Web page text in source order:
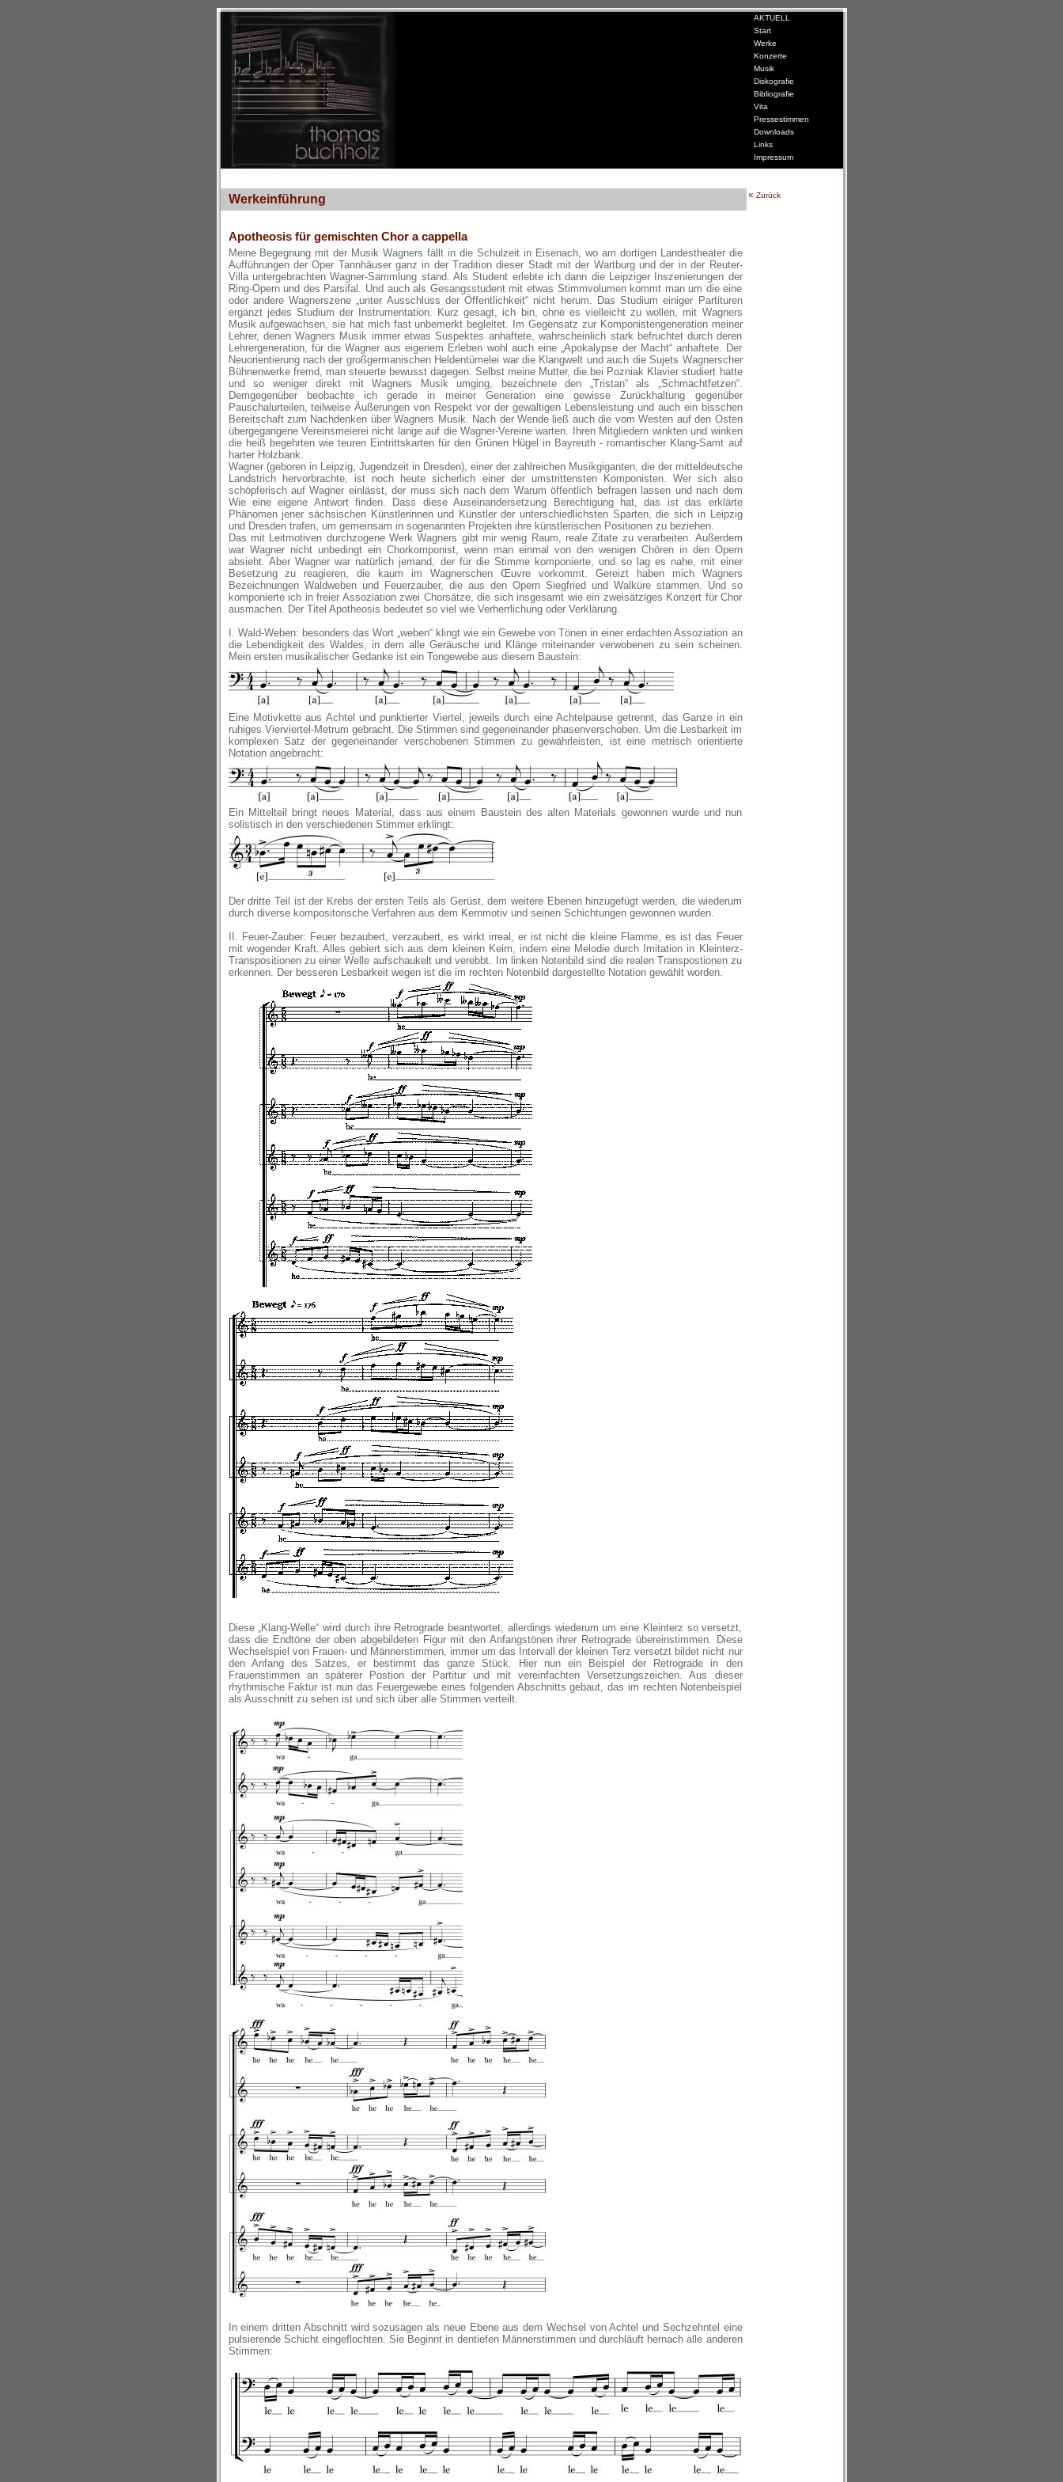
AKTUELL
Start
Werke
Konzerte
Musik
Diskografie
Bibliografie
Vita
Pressestimmen
Downloads
Links
Impressum
Werkeinführung
Apotheosis für gemischten Chor a cappella
Meine Begegnung mit der Musik Wagners fällt in die Schulzeit in Eisenach, wo am dortigen Landestheater die
Aufführungen der Oper Tannhäuser ganz in der Tradition dieser Stadt mit der Wartburg und der in der Reuter-
Villa untergebrachten Wagner-Sammlung stand. Als Student erlebte ich dann die Leipziger Inszenierungen der
Ring-Opern und des Parsifal. Und auch als Gesangsstudent mit etwas Stimmvolumen kommt man um die eine
oder andere Wagnerszene „unter Ausschluss der Öffentlichkeit“ nicht herum. Das Studium einiger Partituren
ergänzt jedes Studium der Instrumentation. Kurz gesagt, ich bin, ohne es vielleicht zu wollen, mit Wagners
Musik aufgewachsen, sie hat mich fast unbemerkt begleitet. Im Gegensatz zur Komponistengeneration meiner
Lehrer, denen Wagners Musik immer etwas Suspektes anhaftete, wahrscheinlich stark befruchtet durch deren
Lehrergeneration, für die Wagner aus eigenem Erleben wohl auch eine „Apokalypse der Macht“ anhaftete. Der
Neuorientierung nach der großgermanischen Heldentümelei war die Klangwelt und auch die Sujets Wagnerscher
Bühnenwerke fremd, man steuerte bewusst dagegen. Selbst meine Mutter, die bei Pozniak Klavier studiert hatte
und so weniger direkt mit Wagners Musik umging, bezeichnete den „Tristan“ als „Schmachtfetzen“.
Demgegenüber beobachte ich gerade in meiner Generation eine gewisse Zurückhaltung gegenüber
Pauschalurteilen, teilweise Äußerungen von Respekt vor der gewaltigen Lebensleistung und auch ein bisschen
Bereitschaft zum Nachdenken über Wagners Musik. Nach der Wende ließ auch die vom Westen auf den Osten
übergegangene Vereinsmeierei nicht lange auf die Wagner-Vereine warten. Ihren Mitgliedern winkten und winken
die heiß begehrten wie teuren Eintrittskarten für den Grünen Hügel in Bayreuth - romantischer Klang-Samt auf
harter Holzbank.
Wagner (geboren in Leipzig, Jugendzeit in Dresden), einer der zahlreichen Musikgiganten, die der mitteldeutsche
Landstrich hervorbrachte, ist noch heute sicherlich einer der umstrittensten Komponisten. Wer sich also
schöpferisch auf Wagner einlässt, der muss sich nach dem Warum öffentlich befragen lassen und nach dem
Wie eine eigene Antwort finden. Dass diese Auseinandersetzung Berechtigung hat, das ist das erklärte
Phänomen jener sächsischen Künstlerinnen und Künstler der unterschiedlichsten Sparten, die sich in Leipzig
und Dresden trafen, um gemeinsam in sogenannten Projekten ihre künstlerischen Positionen zu beziehen.
Das mit Leitmotiven durchzogene Werk Wagners gibt mir wenig Raum, reale Zitate zu verarbeiten. Außerdem
war Wagner nicht unbedingt ein Chorkomponist, wenn man einmal von den wenigen Chören in den Opern
absieht. Aber Wagner war natürlich jemand, der für die Stimme komponierte, und so lag es nahe, mit einer
Besetzung zu reagieren, die kaum im Wagnerschen Œuvre vorkommt. Gereizt haben mich Wagners
Bezeichnungen Waldweben und Feuerzauber, die aus den Opern Siegfried und Walküre stammen. Und so
komponierte ich in freier Assoziation zwei Chorsätze, die sich insgesamt wie ein zweisätziges Konzert für Chor
ausmachen. Der Titel Apotheosis bedeutet so viel wie Verherrlichung oder Verklärung.
I. Wald-Weben: besonders das Wort „weben“ klingt wie ein Gewebe von Tönen in einer erdachten Assoziation an
die Lebendigkeit des Waldes, in dem alle Geräusche und Klänge miteinander verwobenen zu sein scheinen.
Mein ersten musikalischer Gedanke ist ein Tongewebe aus diesem Baustein:
Eine Motivkette aus Achtel und punktierter Viertel, jeweils durch eine Achtelpause getrennt, das Ganze in ein
ruhiges Vierviertel-Metrum gebracht. Die Stimmen sind gegeneinander phasenverschoben. Um die Lesbarkeit im
komplexen Satz der gegeneinander verschobenen Stimmen zu gewährleisten, ist eine metrisch orientierte
Notation angebracht:
Ein Mittelteil bringt neues Material, dass aus einem Baustein des alten Materials gewonnen wurde und nun
solistisch in den verschiedenen Stimmer erklingt:
Der dritte Teil ist der Krebs der ersten Teils als Gerüst, dem weitere Ebenen hinzugefügt werden, die wiederum
durch diverse kompositorische Verfahren aus dem Kernmotiv und seinen Schichtungen gewonnen wurden.
II. Feuer-Zauber: Feuer bezaubert, verzaubert, es wirkt irreal, er ist nicht die kleine Flamme, es ist das Feuer
mit wogender Kraft. Alles gebiert sich aus dem kleinen Keim, indem eine Melodie durch Imitation in Kleinterz-
Transpositionen zu einer Welle aufschaukelt und verebbt. Im linken Notenbild sind die realen Transpostionen zu
erkennen. Der besseren Lesbarkeit wegen ist die im rechten Notenbild dargestellte Notation gewählt worden.
Diese „Klang-Welle“ wird durch ihre Retrograde beantwortet, allerdings wiederum um eine Kleinterz so versetzt,
dass die Endtöne der oben abgebildeten Figur mit den Anfangstönen ihrer Retrograde übereinstimmen. Diese
Wechselspiel von Frauen- und Männerstimmen, immer um das Intervall der kleinen Terz versetzt bildet nicht nur
den Anfang des Satzes, er bestimmt das ganze Stück. Hier nun ein Beispiel der Retrograde in den
Frauenstimmen an späterer Postion der Partitur und mit vereinfachten Versetzungszeichen. Aus dieser
rhythmische Faktur ist nun das Feuergewebe eines folgenden Abschnitts gebaut, das im rechten Notenbeispiel
als Ausschnitt zu sehen ist und sich über alle Stimmen verteilt.
In einem dritten Abschnitt wird sozusagen als neue Ebene aus dem Wechsel von Achtel und Sechzehntel eine
pulsierende Schicht eingeflochten. Sie Beginnt in dentiefen Männerstimmen und durchläuft hernach alle anderen
Stimmen:
« Zurück